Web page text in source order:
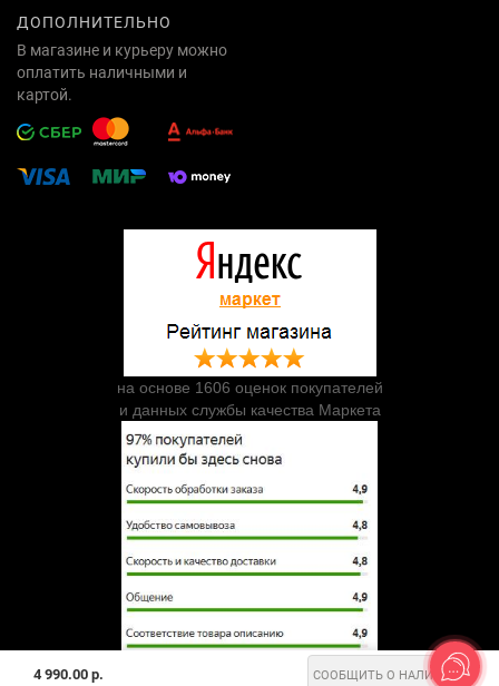
4 990.00 р. СООБЩИТЬ О НАЛИЧИИ
ДОПОЛНИТЕЛЬНО
В магазине и курьеру можно
оплатить наличными и
картой.
на основе 1606 оценок покупателей
и данных службы качества Маркета